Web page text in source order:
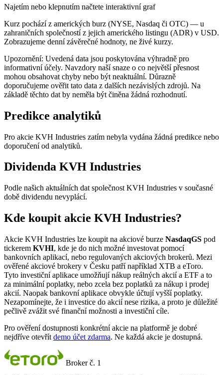
Najetím nebo klepnutím načtete interaktivní graf
Kurz pochází z amerických burz (NYSE, Nasdaq či OTC) — u
zahraničních společností z jejich amerického listingu (ADR) v USD.
Zobrazujeme denní závěrečné hodnoty, ne živé kurzy.
Upozornění: Uvedená data jsou poskytována výhradně pro
informativní účely. Navzdory naší snaze o co největší přesnost
mohou obsahovat chyby nebo být neaktuální. Důrazně
doporučujeme ověřit tato data z dalších nezávislých zdrojů. Na
základě těchto dat by neměla být činěna žádná rozhodnutí.
Predikce analytiků
Pro akcie KVH Industries zatím nebyla vydána žádná predikce nebo
doporučení od analytiků.
Dividenda KVH Industries
Podle našich aktuálních dat společnost KVH Industries v současné
době dividendu nevyplácí.
Kde koupit akcie KVH Industries?
Akcie KVH Industries lze koupit na akciové burze NasdaqGS pod
tickerem KVHI, kde je do nich možné investovat pomocí
bankovních aplikací, nebo regulovaných akciových brokerů. Mezi
ověřené akciové brokery v Česku patří například XTB a eToro.
Tyto investiční aplikace umožňují nákup reálných akcií a ETF a to
za minimální poplatky, nebo zcela bez poplatků za nákup i prodej
akcií. Naopak bankovní aplikace obvykle účtují vyšší poplatky.
Nezapomínejte, že i investice do akcií nese rizika, a proto je důležité
pečlivě zvážit své finanční možnosti a investiční cíle.
Pro ověření dostupnosti konkrétní akcie na platformě je dobré
nejdříve otevřít demo účet zdarma. Ne každá akcie je dostupná.
Broker č. 1